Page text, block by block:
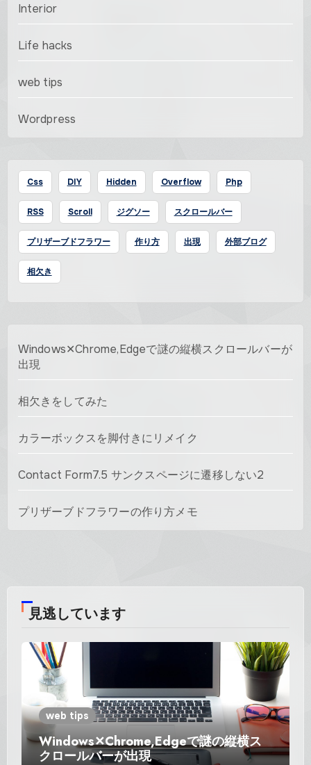
Interior
Life hacks
web tips
Wordpress
Css DIY Hidden Overflow Php
RSS Scroll ジグソー スクロールバー
プリザーブドフラワー 作り方 出現 外部ブログ
相欠き
Windows✕Chrome,Edgeで謎の縦横スクロールバーが
出現
相欠きをしてみた
カラーボックスを脚付きにリメイク
Contact Form7.5 サンクスページに遷移しない2
プリザーブドフラワーの作り方メモ
見逃しています
web tips
Windows✕Chrome,Edgeで謎の縦横ス
クロールバーが出現